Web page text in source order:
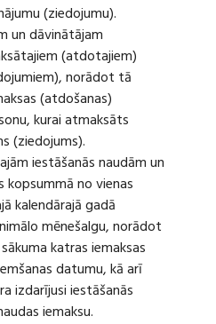
(ziedojumu).
un dāvinātājam
(atdotajiem)
norādot tā
(atdošanas)
kurai atmaksāts
(ziedojums).
iestāšanās naudām un
kopsummā no vienas
kalendārajā gadā
mēnešalgu, norādot
katras iemaksas
datumu, kā arī
izdarījusi iestāšanās
iemaksu.